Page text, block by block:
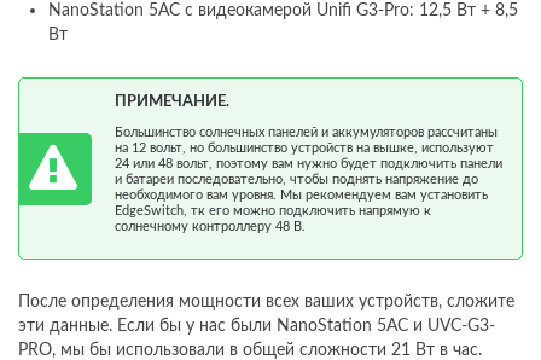
NanoStation 5AC с видеокамерой Unifi G3-Pro: 12,5 Вт + 8,5
Вт
ПРИМЕЧАНИЕ.
Большинство солнечных панелей и аккумуляторов рассчитаны
на 12 вольт, но большинство устройств на вышке, используют
24 или 48 вольт, поэтому вам нужно будет подключить панели
и батареи последовательно, чтобы поднять напряжение до
необходимого вам уровня. Мы рекомендуем вам установить
EdgeSwitch, тк его можно подключить напрямую к
солнечному контроллеру 48 В.
После определения мощности всех ваших устройств, сложите
эти данные. Если бы у нас были NanoStation 5AC и UVC-G3-
PRO, мы бы использовали в общей сложности 21 Вт в час.